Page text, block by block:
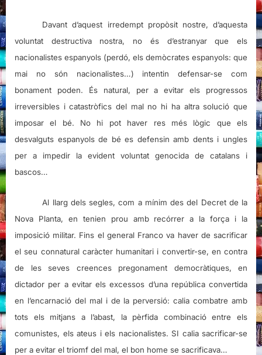
Davant d’aquest irredempt propòsit nostre, d’aquesta
voluntat destructiva nostra, no és d’estranyar que els
nacionalistes espanyols (perdó, els demòcrates espanyols: que
mai no són nacionalistes…) intentin defensar-se com
bonament poden. És natural, per a evitar els progressos
irreversibles i catastròfics del mal no hi ha altra solució que
imposar el bé. No hi pot haver res més lògic que els
desvalguts espanyols de bé es defensin amb dents i ungles
per a impedir la evident voluntat genocida de catalans i
bascos…
Al llarg dels segles, com a mínim des del Decret de la
Nova Planta, en tenien prou amb recórrer a la força i la
imposició militar. Fins el general Franco va haver de sacrificar
el seu connatural caràcter humanitari i convertir-se, en contra
de les seves creences pregonament democràtiques, en
dictador per a evitar els excessos d’una república convertida
en l’encarnació del mal i de la perversió: calia combatre amb
tots els mitjans a l’abast, la pèrfida combinació entre els
comunistes, els ateus i els nacionalistes. SI calia sacrificar-se
per a evitar el triomf del mal, el bon home se sacrificava…